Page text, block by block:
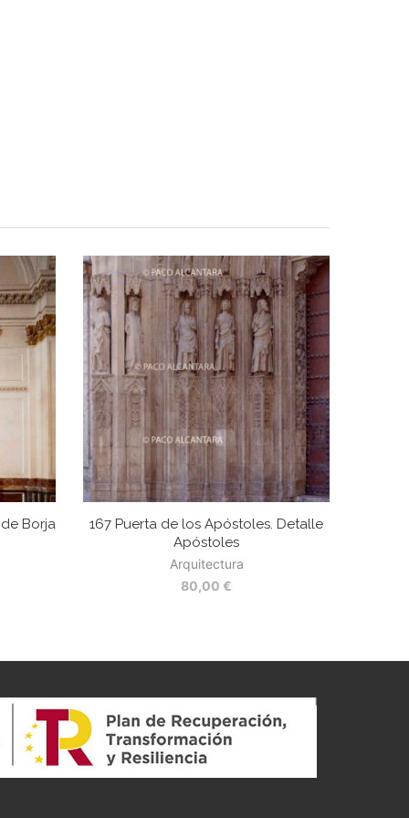
Borja
167 Puerta de los Apóstoles. Detalle
Apóstoles
Arquitectura
80,00 €